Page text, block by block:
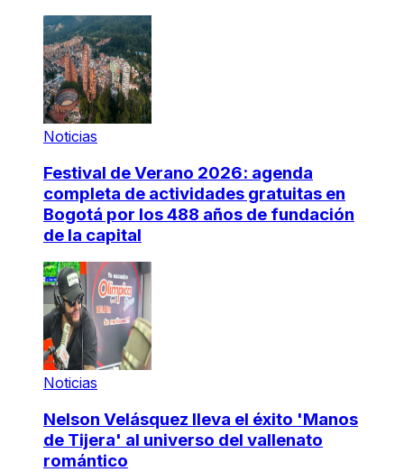
Noticias
Festival de Verano 2026: agenda
completa de actividades gratuitas en
Bogotá por los 488 años de fundación
de la capital
Noticias
Nelson Velásquez lleva el éxito 'Manos
de Tijera' al universo del vallenato
romántico